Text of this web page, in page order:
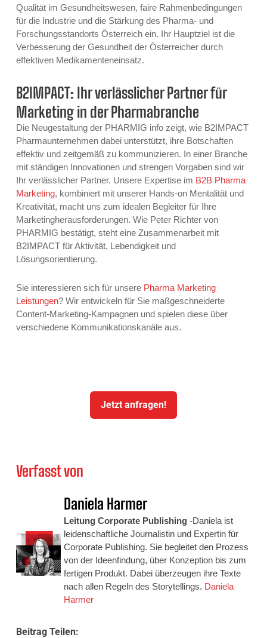
Qualität im Gesundheitswesen, faire Rahmenbedingungen
für die Industrie und die Stärkung des Pharma- und
Forschungsstandorts Österreich ein. Ihr Hauptziel ist die
Verbesserung der Gesundheit der Österreicher durch
effektiven Medikamenteneinsatz.
B2IMPACT: Ihr verlässlicher Partner für
Marketing in der Pharmabranche
Die Neugestaltung der PHARMIG info zeigt, wie B2IMPACT
Pharmaunternehmen dabei unterstützt, ihre Botschaften
effektiv und zeitgemäß zu kommunizieren. In einer Branche
mit ständigen Innovationen und strengen Vorgaben sind wir
Ihr verlässlicher Partner. Unsere Expertise im B2B Pharma
Marketing, kombiniert mit unserer Hands-on Mentalität und
Kreativität, macht uns zum idealen Begleiter für Ihre
Marketingherausforderungen. Wie Peter Richter von
PHARMIG bestätigt, steht eine Zusammenarbeit mit
B2IMPACT für Aktivität, Lebendigkeit und
Lösungsorientierung.
Sie interessieren sich für unsere Pharma Marketing
Leistungen? Wir entwickeln für Sie maßgeschneiderte
Content-Marketing-Kampagnen und spielen diese über
verschiedene Kommunikationskanäle aus.
Jetzt anfragen!
Verfasst von
Daniela Harmer
Leitung Corporate Publishing-Daniela ist
leidenschaftliche Journalistin und Expertin für
Corporate Publishing. Sie begleitet den Prozess
von der Ideenfindung, über Konzeption bis zum
fertigen Produkt. Dabei überzeugen ihre Texte
nach allen Regeln des Storytellings. Daniela
Harmer
Beitrag Teilen: